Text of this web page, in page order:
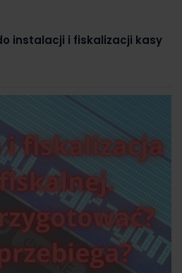
instalacji i fiskalizacji kasy